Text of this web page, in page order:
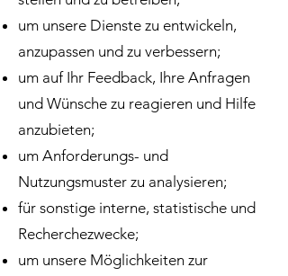
um unsere Dienste zu entwickeln,
anzupassen und zu verbessern;
um auf Ihr Feedback, Ihre Anfragen
und Wünsche zu reagieren und Hilfe
anzubieten;
um Anforderungs- und
Nutzungsmuster zu analysieren;
für sonstige interne, statistische und
Recherchezwecke;
um unsere Möglichkeiten zur